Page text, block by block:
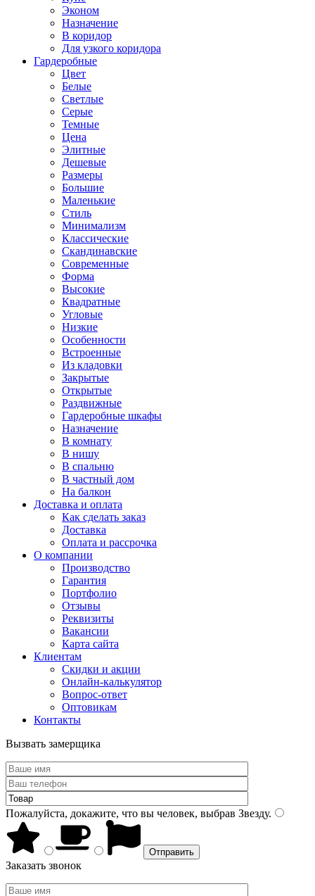
Эконом
Назначение
В коридор
Для узкого коридора
Гардеробные
Цвет
Белые
Светлые
Серые
Темные
Цена
Элитные
Дешевые
Размеры
Большие
Маленькие
Стиль
Минимализм
Классические
Скандинавские
Современные
Форма
Высокие
Квадратные
Угловые
Низкие
Особенности
Встроенные
Из кладовки
Закрытые
Открытые
Раздвижные
Гардеробные шкафы
Назначение
В комнату
В нишу
В спальню
В частный дом
На балкон
Доставка и оплата
Как сделать заказ
Доставка
Оплата и рассрочка
О компании
Производство
Гарантия
Портфолио
Отзывы
Реквизиты
Вакансии
Карта сайта
Клиентам
Скидки и акции
Онлайн-калькулятор
Вопрос-ответ
Оптовикам
Контакты
Вызвать замерщика
Пожалуйста, докажите, что вы человек, выбрав Звезду.
Заказать звонок